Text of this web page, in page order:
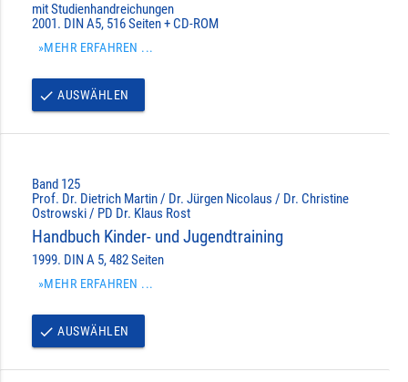
mit Studienhandreichungen
2001. DIN A5, 516 Seiten + CD-ROM
»MEHR ERFAHREN ...
done AUSWÄHLEN
Band 125
Prof. Dr. Dietrich Martin / Dr. Jürgen Nicolaus / Dr. Christine
Ostrowski / PD Dr. Klaus Rost
Handbuch Kinder- und Jugendtraining
1999. DIN A 5, 482 Seiten
»MEHR ERFAHREN ...
done AUSWÄHLEN